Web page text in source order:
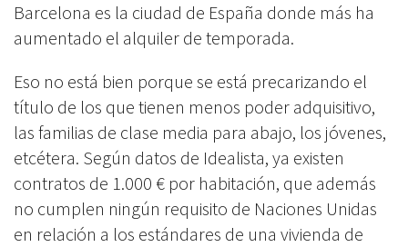
Barcelona es la ciudad de España donde más ha
aumentado el alquiler de temporada.
Eso no está bien porque se está precarizando el
título de los que tienen menos poder adquisitivo,
las familias de clase media para abajo, los jóvenes,
etcétera. Según datos de Idealista, ya existen
contratos de 1.000 € por habitación, que además
no cumplen ningún requisito de Naciones Unidas
en relación a los estándares de una vivienda de